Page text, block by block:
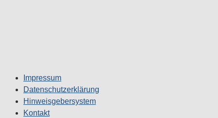
Impressum
Datenschutzerklärung
Hinweisgebersystem
Kontakt